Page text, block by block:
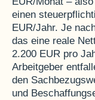
einen
EUR/Jahr. Je
das eine reale
2.200 EUR pro
Arbeitgeber
den
und